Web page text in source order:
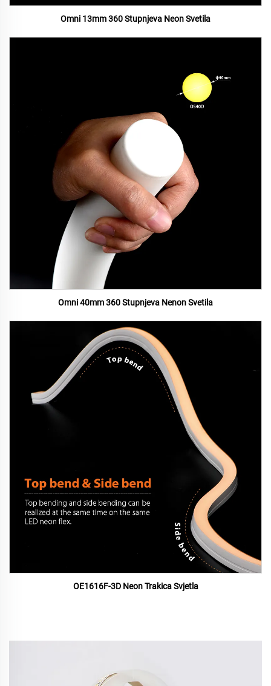
Omni 13mm 360 Stupnjeva Neon Svetila
Omni 40mm 360 Stupnjeva Nenon Svetila
OE1616F-3D Neon Trakica Svjetla